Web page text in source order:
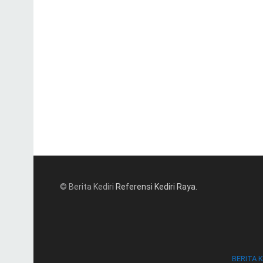
© Berita Kediri Referensi Kediri Raya
BERITA